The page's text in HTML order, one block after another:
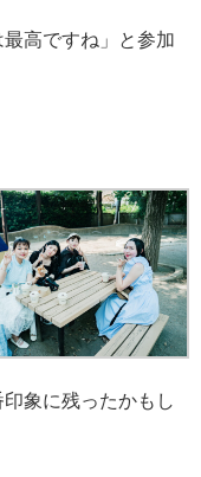
最高ですね」と参加
象に残ったかもし